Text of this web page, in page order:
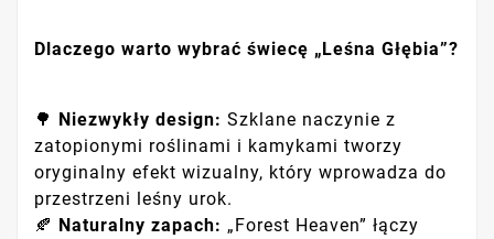
Dlaczego warto wybrać świecę „Leśna Głębia”?
🌳 Niezwykły design: Szklane naczynie z
zatopionymi roślinami i kamykami tworzy
oryginalny efekt wizualny, który wprowadza do
przestrzeni leśny urok.
🍂 Naturalny zapach: „Forest Heaven” łączy